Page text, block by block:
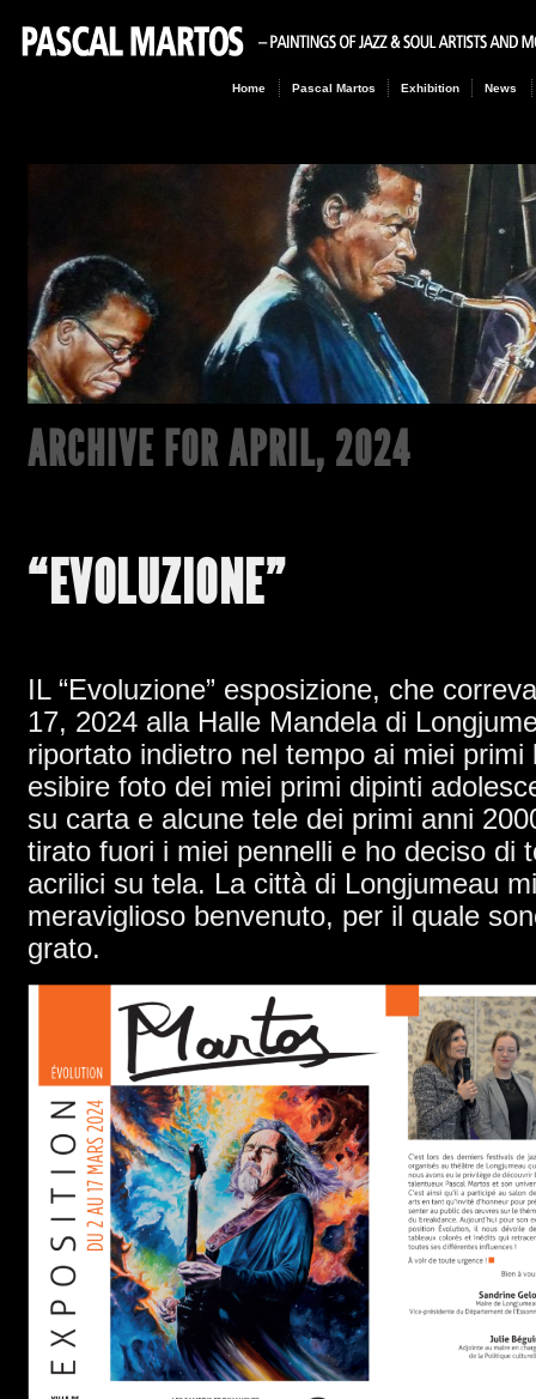
Home Pascal Martos Exhibition News
ARCHIVE FORAPRIL, 2024
“EVOLUZIONE”
IL “Evoluzione” esposizione, che
17, 2024 alla Halle Mandela di
riportato indietro nel tempo ai miei primi
esibire foto dei miei primi dipinti
su carta e alcune tele dei primi anni
tirato fuori i miei pennelli e ho deciso di
acrilici su tela. La città di Longjumeau
meraviglioso benvenuto, per il quale
grato.